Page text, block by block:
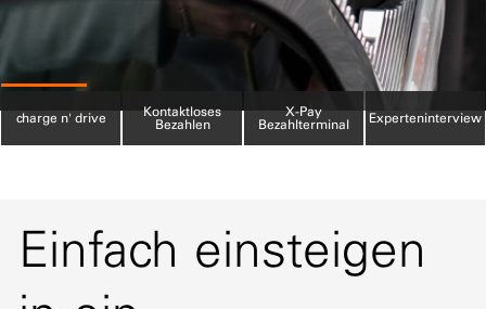
charge n' drive
Kontaktloses
Bezahlen
X-Pay
Bezahlterminal
Experteninterview
Einfach einsteigen